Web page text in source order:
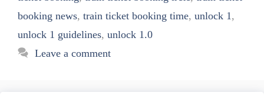
booking news, train ticket booking time, unlock 1 ,
unlock 1 guidelines, unlock 1.0
Leave a comment